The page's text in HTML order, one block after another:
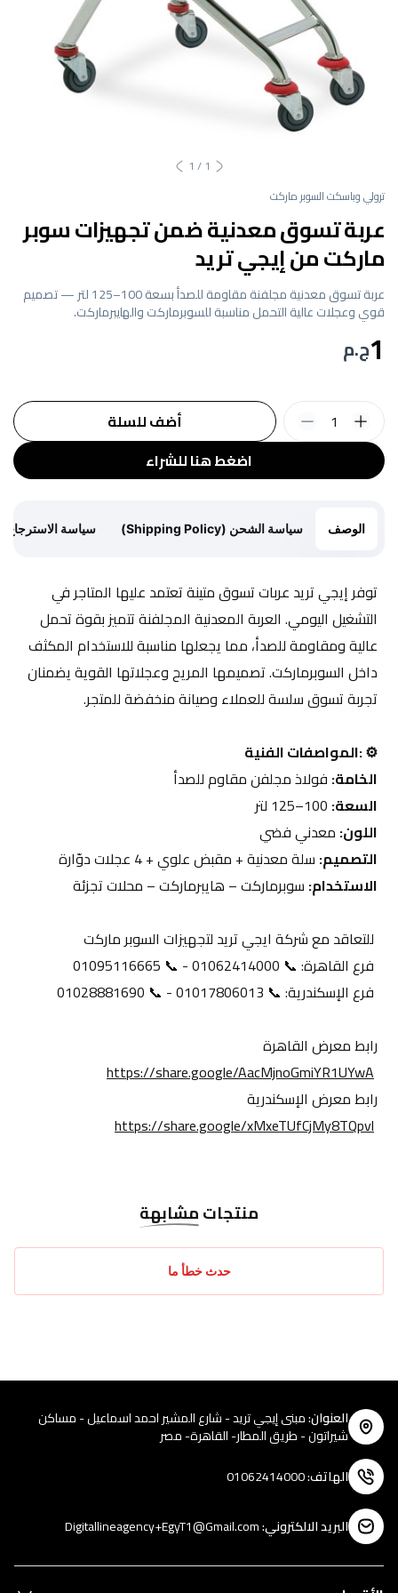
1
/
1
ترولي وباسكت السوبر ماركت
عربة تسوق معدنية ضمن تجهيزات سوبر
ماركت من إيجي تريد
عربة تسوق معدنية مجلفنة مقاومة للصدأ بسعة 100–125 لتر — تصميم
قوي وعجلات عالية التحمل مناسبة للسوبرماركت والهايبرماركت.
1ج.م
اضغط هنا للشراء
أضف للسلة 1
الوصف سياسة الشحن (Shipping Policy) سياسة الاسترجاع (Return Policy)
تجربة تسوق سلسة للعملاء وصيانة منخفضة للمتجر.
⚙️ :المواصفات الفنية
الخامة: فولاذ مجلفن مقاوم للصدأ
السعة:
اللون: معدني فضي
التصميم: سلة معدنية + مقبض علوي + 4 عجلات دوّارة
الاستخدام: سوبرماركت – هايبرماركت – محلات تجزئة
رابط معرض القاهرة
https://share.google/AacMjnoGmiYR1UYwA
رابط معرض الإسكندرية
https://share.google/xMxeTUfCjMy8TQpvl
منتجاتمشابهة
حدث خطأ ما
العنوان:مبنى إيجي تريد - شارع المشير احمد اسماعيل - مساكن
شيراتون - طريق المطار- القاهرة- مصر
الهاتف:
01062414000
البريد الالكتروني:
Digitallineagency+EgyT1@Gmail.com